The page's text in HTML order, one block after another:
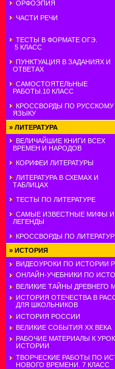
ОРФОЭПИЯ
ЧАСТИ РЕЧИ
ТЕСТЫ В ФОРМАТЕ ОГЭ.
5 КЛАСС
ПУНКТУАЦИЯ В ЗАДАНИЯХ И
ОТВЕТАХ
САМОСТОЯТЕЛЬНЫЕ
РАБОТЫ.10 КЛАСС
КРОССВОРДЫ ПО РУССКОМУ
ЯЗЫКУ
» ЛИТЕРАТУРА
ВЕЛИЧАЙШИЕ КНИГИ ВСЕХ
ВРЕМЕН И НАРОДОВ
КОРИФЕИ ЛИТЕРАТУРЫ
ЛИТЕРАТУРА В СХЕМАХ И
ТАБЛИЦАХ
ТЕСТЫ ПО ЛИТЕРАТУРЕ
САМЫЕ ИЗВЕСТНЫЕ МИФЫ И
ЛЕГЕНДЫ
КРОССВОРДЫ ПО
» ИСТОРИЯ
ВИДЕОУРОКИ ПО ИСТОРИИ
ОНЛАЙН-УЧЕБНИКИ ПО
ВЕЛИКИЕ ТАЙНЫ ДРЕВНЕГО
ИСТОРИЯ ОТЕЧЕСТВА В
ДЛЯ ШКОЛЬНИКОВ
ИСТОРИЯ РОССИИ
ВЕЛИКИЕ СОБЫТИЯ ХХ ВЕКА
РАБОЧИЕ МАТЕРИАЛЫ К
ИСТОРИИ
ТВОРЧЕСКИЕ РАБОТЫ ПО
НОВОГО ВРЕМЕНИ. 7 КЛАСС